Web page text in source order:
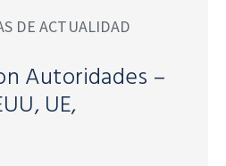
DE ACTUALIDAD
Autoridades –
UE,